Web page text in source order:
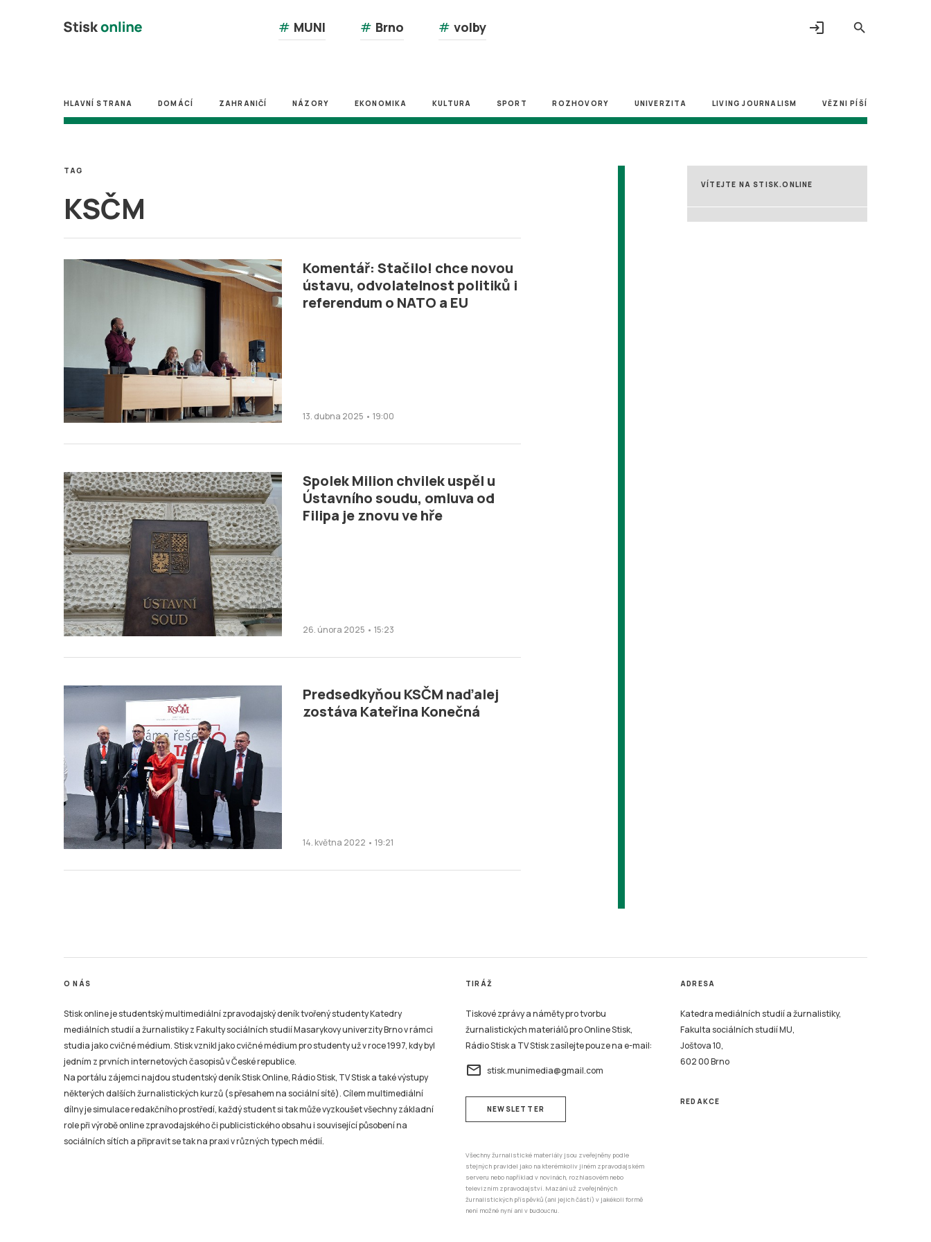
search
# MUNI # Brno # volby login
HLAVNÍ STRANA DOMÁCÍ ZAHRANIČÍ NÁZORY EKONOMIKA KULTURA SPORT ROZHOVORY UNIVERZITA LIVING JOURNALISM VĚZNI PÍŠÍ
KSČM
TAG
Komentář: Stačilo! chce novou
ústavu, odvolatelnost politiků i
referendum o NATO a EU
13. dubna 2025 • 19:00
Spolek Milion chvilek uspěl u
Ústavního soudu, omluva od
Filipa je znovu ve hře
26. února 2025 • 15:23
Predsedkyňou KSČM naďalej
zostáva Kateřina Konečná
14. května 2022 • 19:21
VÍTEJTE NA STISK.ONLINE
O NÁS
Stisk online je studentský multimediální zpravodajský deník tvořený studenty Katedry
mediálních studií a žurnalistiky z Fakulty sociálních studií Masarykovy univerzity Brno v rámci
studia jako cvičné médium. Stisk vznikl jako cvičné médium pro studenty už v roce 1997, kdy byl
jedním z prvních internetových časopisů v České republice.
Na portálu zájemci najdou studentský deník Stisk Online, Rádio Stisk, TV Stisk a také výstupy
některých dalších žurnalistických kurzů (s přesahem na sociální sítě). Cílem multimediální
dílny je simulace redakčního prostředí, každý student si tak může vyzkoušet všechny základní
role při výrobě online zpravodajského či publicistického obsahu i související působení na
sociálních sítích a připravit se tak na praxi v různých typech médií.
TIRÁŽ
Tiskové zprávy a náměty pro tvorbu
žurnalistických materiálů pro Online Stisk,
Rádio Stisk a TV Stisk zasílejte pouze na e-mail:
email stisk.munimedia@gmail.com
NEWSLETTER
Všechny žurnalistické materiály jsou zveřejněny podle
stejných pravidel jako na kterémkoliv jiném zpravodajském
serveru nebo například v novinách, rozhlasovém nebo
televizním zpravodajství. Mazání už zveřejněných
žurnalistických příspěvků (ani jejich částí) v jakékoli formě
není možné nyní ani v budoucnu.
ADRESA
Katedra mediálních studií a žurnalistiky,
Fakulta sociálních studií MU,
Joštova 10,
602 00 Brno
REDAKCE